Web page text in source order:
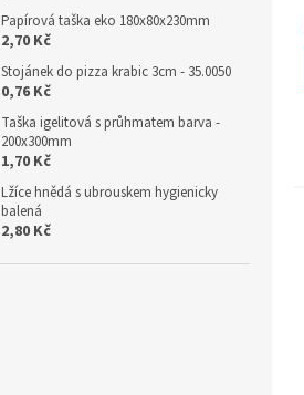
Papírová taška eko 180x80x230mm
2,70 Kč
Stojánek do pizza krabic 3cm - 35.0050
0,76 Kč
Taška igelitová s průhmatem barva -
200x300mm
1,70 Kč
Lžíce hnědá s ubrouskem hygienicky
balená
2,80 Kč